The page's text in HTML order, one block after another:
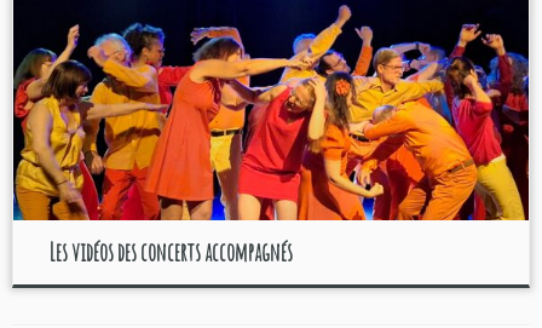
Les vidéos des concerts accompagnés